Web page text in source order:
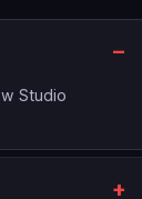
Studio